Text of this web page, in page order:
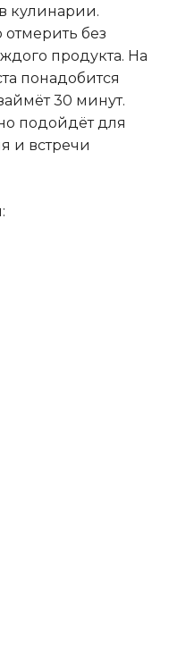
кулинарии.
без
продукта. На
понадобится
30 минут.
подойдёт для
и встречи